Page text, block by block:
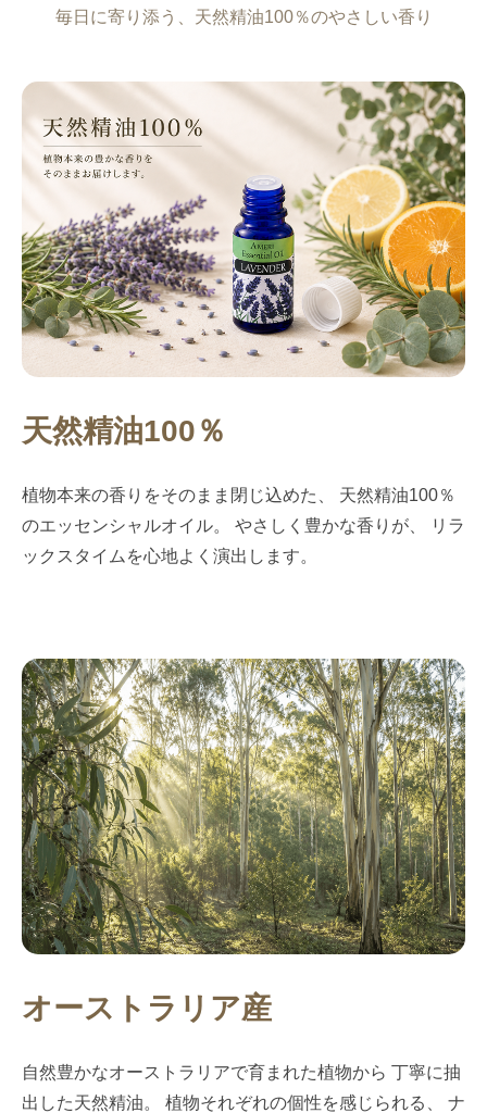
毎日に寄り添う、天然精油100％のやさしい香り
天然精油100％
植物本来の香りをそのまま閉じ込めた、 天然精油100％
のエッセンシャルオイル。 やさしく豊かな香りが、 リラ
ックスタイムを心地よく演出します。
オーストラリア産
自然豊かなオーストラリアで育まれた植物から 丁寧に抽
出した天然精油。 植物それぞれの個性を感じられる、 ナ